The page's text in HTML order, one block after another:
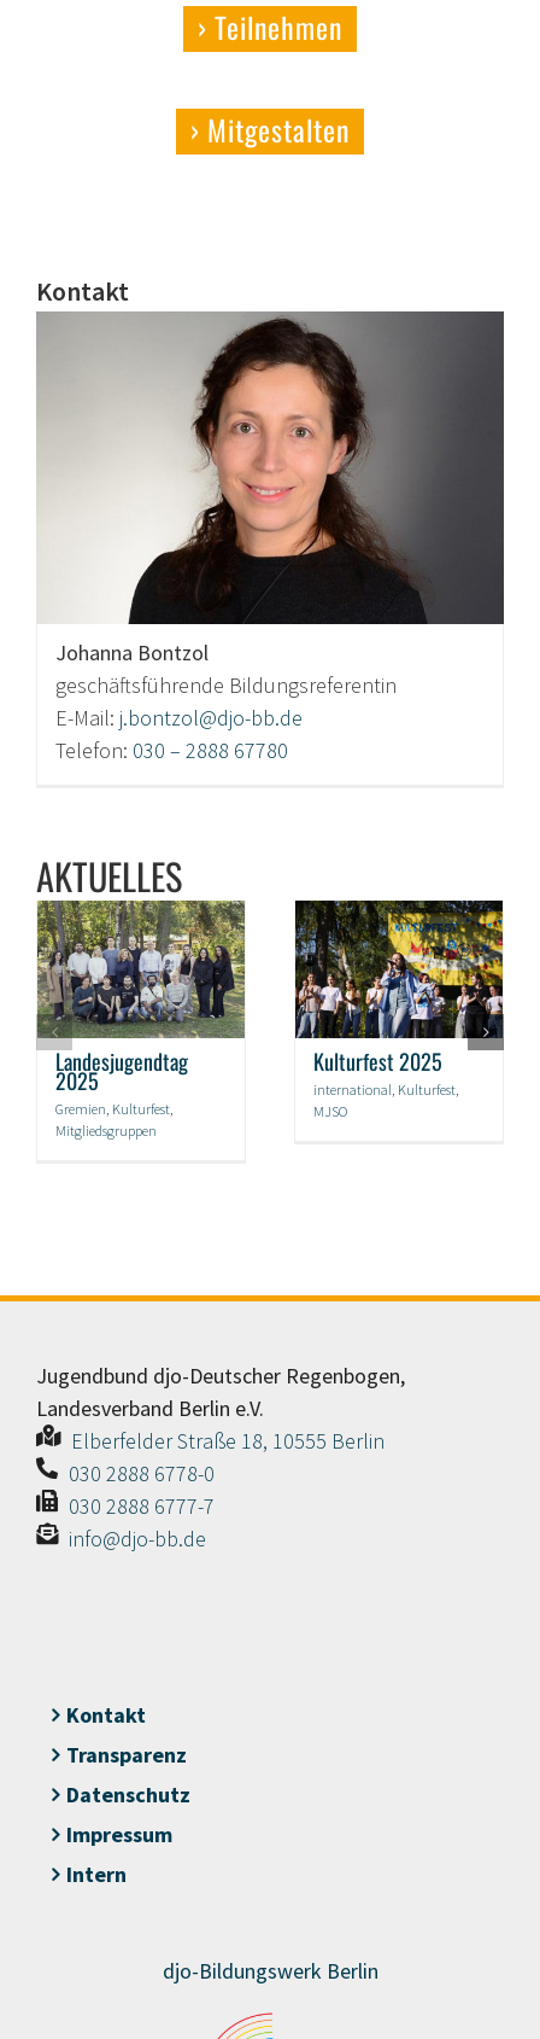
› Teilnehmen
› Mitgestalten
Kontakt
Johanna Bontzol
geschäftsführende Bildungsreferentin
E-Mail: j.bontzol@djo-bb.de
Telefon: 030 – 2888 67780
AKTUELLES
Landesjugendtag
2025
Gremien, Kulturfest,
Mitgliedsgruppen
Kulturfest 2025
international, Kulturfest,
MJSO
Jugendbund djo-Deutscher Regenbogen,
Landesverband Berlin e.V.
Elberfelder Straße 18, 10555 Berlin
030 2888 6778-0
030 2888 6777-7
info@djo-bb.de
Kontakt
Transparenz
Datenschutz
Impressum
Intern
djo-Bildungswerk Berlin